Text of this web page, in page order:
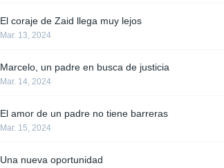
El coraje de Zaid llega muy lejos
Mar. 13, 2024
Marcelo, un padre en busca de justicia
Mar. 14, 2024
El amor de un padre no tiene barreras
Mar. 15, 2024
Una nueva oportunidad